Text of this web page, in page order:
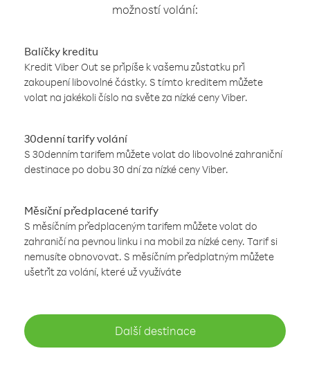
možností volání:
Balíčky kreditu
Kredit Viber Out se připíše k vašemu zůstatku při
zakoupení libovolné částky. S tímto kreditem můžete
volat na jakékoli číslo na světe za nízké ceny Viber.
30denní tarify volání
S 30denním tarifem můžete volat do libovolné zahraniční
destinace po dobu 30 dní za nízké ceny Viber.
Měsíční předplacené tarify
S měsíčním předplaceným tarifem můžete volat do
zahraničí na pevnou linku i na mobil za nízké ceny. Tarif si
nemusíte obnovovat. S měsíčním předplatným můžete
ušetřit za volání, které už využíváte
Další destinace